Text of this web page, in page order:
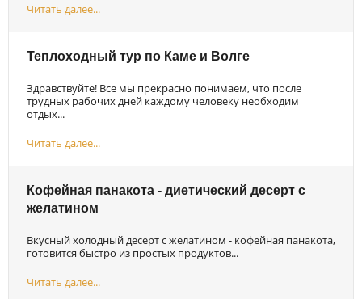
Читать далее...
Теплоходный тур по Каме и Волге
Здравствуйте! Все мы прекрасно понимаем, что после
трудных рабочих дней каждому человеку необходим
отдых...
Читать далее...
Кофейная панакота - диетический десерт с
желатином
Вкусный холодный десерт с желатином - кофейная панакота,
готовится быстро из простых продуктов...
Читать далее...